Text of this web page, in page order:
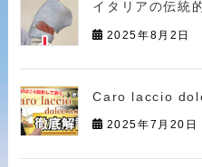
イタリアの伝統
2025年8月2日
Caro laccio
2025年7月20日